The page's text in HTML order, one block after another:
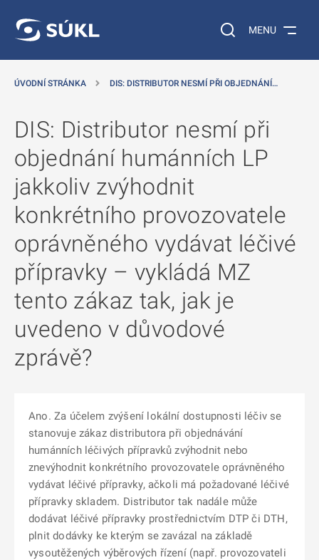
Vyhledávání na
MENU
ÚVODNÍ STRÁNKA DIS: DISTRIBUTOR NESMÍ PŘI OBJEDNÁNÍ…
DIS: Distributor nesmí při
objednání humánních LP
jakkoliv zvýhodnit
konkrétního provozovatele
oprávněného vydávat léčivé
přípravky – vykládá MZ
tento zákaz tak, jak je
uvedeno v důvodové
zprávě?
Ano. Za účelem zvýšení lokální dostupnosti léčiv se
stanovuje zákaz distributora při objednávání
humánních léčivých přípravků zvýhodnit nebo
znevýhodnit konkrétního provozovatele oprávněného
vydávat léčivé přípravky, ačkoli má požadované léčivé
přípravky skladem. Distributor tak nadále může
dodávat léčivé přípravky prostřednictvím DTP či DTH,
plnit dodávky ke kterým se zavázal na základě
vysoutěžených výběrových řízení (např. provozovateli